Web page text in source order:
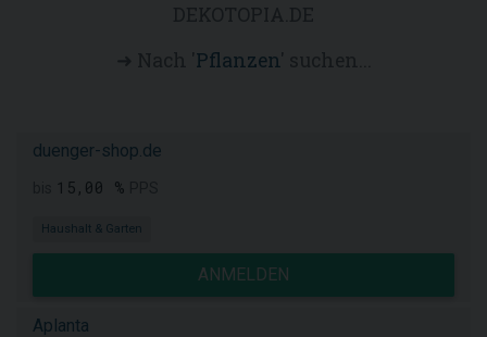
Pflanzen' suchen...
duenger-shop.de
15,00 %
Haushalt & Garten
ANMELDEN
Aplanta